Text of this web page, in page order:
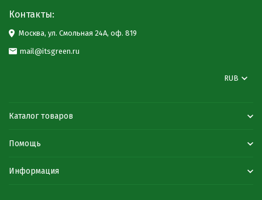
Контакты:
Москва, ул. Смольная 24А, оф. 819
mail@itsgreen.ru
RUB
Каталог товаров
Помощь
Информация